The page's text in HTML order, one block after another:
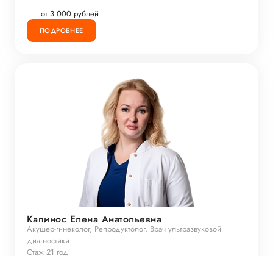
от 3 000 рублей
ПОДРОБНЕЕ
Капинос Елена Анатольевна
Акушер-гинеколог, Репродуктолог, Врач ультразвуковой
диагностики
Стаж 21 год